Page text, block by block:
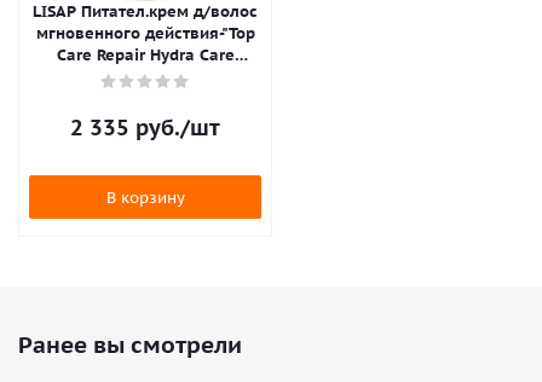
LISAP Питател.крем д/волос
мгновенного действия-"Top
Care Repair Hydra Care
Nourishing Cream" 125 мл
2 335 руб./шт
В корзину
Ранее вы смотрели